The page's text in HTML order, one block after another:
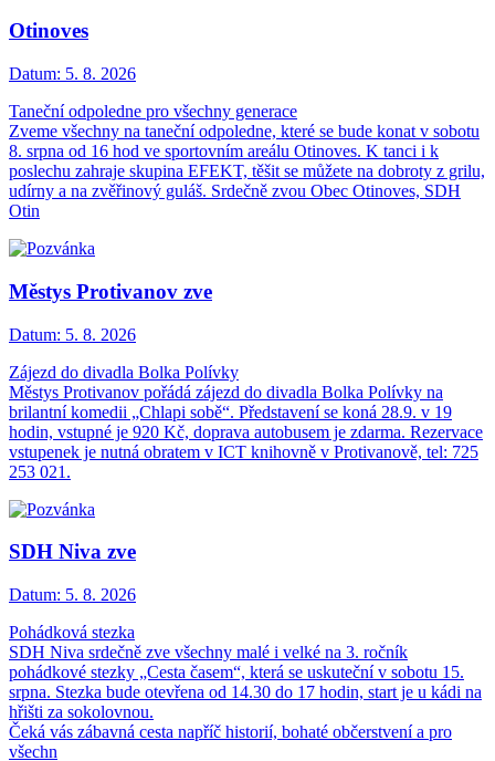
Otinoves
Datum: 5. 8. 2026
Taneční odpoledne pro všechny generace
Zveme všechny na taneční odpoledne, které se bude konat v sobotu
8. srpna od 16 hod ve sportovním areálu Otinoves. K tanci i k
poslechu zahraje skupina EFEKT, těšit se můžete na dobroty z grilu,
udírny a na zvěřinový guláš. Srdečně zvou Obec Otinoves, SDH
Otin
Městys Protivanov zve
Datum: 5. 8. 2026
Zájezd do divadla Bolka Polívky
Městys Protivanov pořádá zájezd do divadla Bolka Polívky na
brilantní komedii „Chlapi sobě“. Představení se koná 28.9. v 19
hodin, vstupné je 920 Kč, doprava autobusem je zdarma. Rezervace
vstupenek je nutná obratem v ICT knihovně v Protivanově, tel: 725
253 021.
SDH Niva zve
Datum: 5. 8. 2026
Pohádková stezka
SDH Niva srdečně zve všechny malé i velké na 3. ročník
pohádkové stezky „Cesta časem“, která se uskuteční v sobotu 15.
srpna. Stezka bude otevřena od 14.30 do 17 hodin, start je u kádi na
hřišti za sokolovnou.
Čeká vás zábavná cesta napříč historií, bohaté občerstvení a pro
všechn